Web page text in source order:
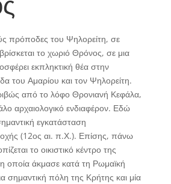
πρόποδες του Ψηλορείτη, σε
το χωριό Θρόνος, σε μια
εκπληκτική θέα στην
του Αμαρίου και τον Ψηλορείτη.
από το λόφο Θρονιανή Κεφάλα,
αρχαιολογικό ενδιαφέρον. Εδώ
εγκατάσταση
(12ος αι. π.Χ.). Επίσης, πάνω
το οικιστικό κέντρο της
οποία άκμασε κατά τη Ρωμαϊκή
σημαντική πόλη της Κρήτης και μία